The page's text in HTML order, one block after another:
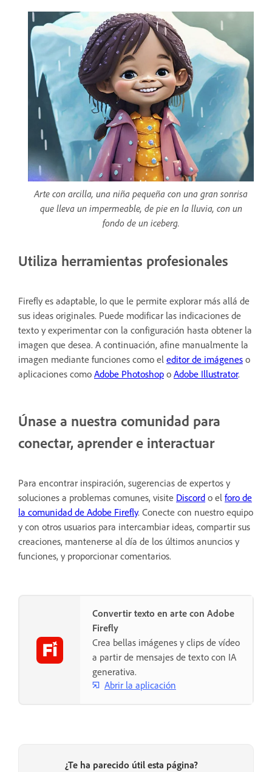
Arte con arcilla, una niña pequeña con una gran sonrisa
que lleva un impermeable, de pie en la lluvia, con un
fondo de un iceberg.
Utiliza herramientas profesionales
Firefly es adaptable, lo que le permite explorar más allá de
sus ideas originales. Puede modificar las indicaciones de
texto y experimentar con la configuración hasta obtener la
imagen que desea. A continuación, afine manualmente la
imagen mediante funciones como el editor de imágenes o
aplicaciones como Adobe Photoshop o Adobe Illustrator.
Únase a nuestra comunidad para
conectar, aprender e interactuar
Para encontrar inspiración, sugerencias de expertos y
soluciones a problemas comunes, visite Discord o el foro de
la comunidad de Adobe Firefly. Conecte con nuestro equipo
y con otros usuarios para intercambiar ideas, compartir sus
creaciones, mantenerse al día de los últimos anuncios y
funciones, y proporcionar comentarios.
Convertir texto en arte con Adobe
Firefly
Crea bellas imágenes y clips de vídeo
a partir de mensajes de texto con IA
generativa.
Abrir la aplicación
¿Te ha parecido útil esta página?